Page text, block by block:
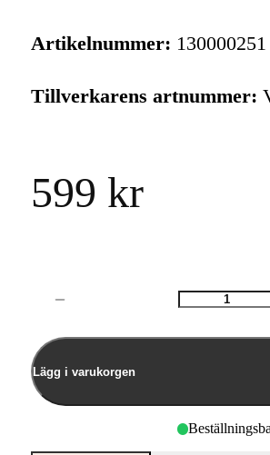
Artikelnummer: 130000251
Tillverkarens artnummer:
599 kr
Antal
Lägg i varukorgen